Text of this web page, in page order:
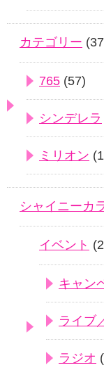
カテゴリー
765 (57)
シンデレラ
ミリオン
シャイニーカ
イベント
キャン
ライブ
ラジオ